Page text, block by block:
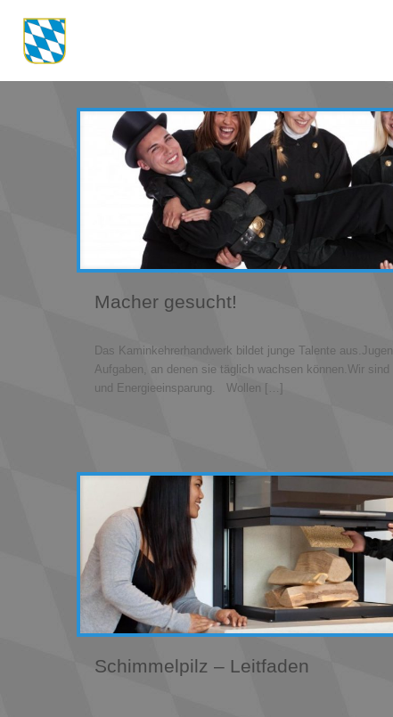
Macher gesucht!
Das Kaminkehrerhandwerk bildet junge Talente
Aufgaben, an denen sie täglich wachsen können.Wir
und Energieeinsparung. Wollen […]
Schimmelpilz – Leitfaden